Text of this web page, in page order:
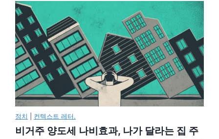
정치 컨텍스트 레터.
비거주 양도세 나비효과, 나가 달라는 집 주